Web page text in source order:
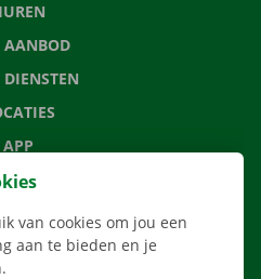
AANBOD
APP
van cookies om jou een
aan te bieden en je